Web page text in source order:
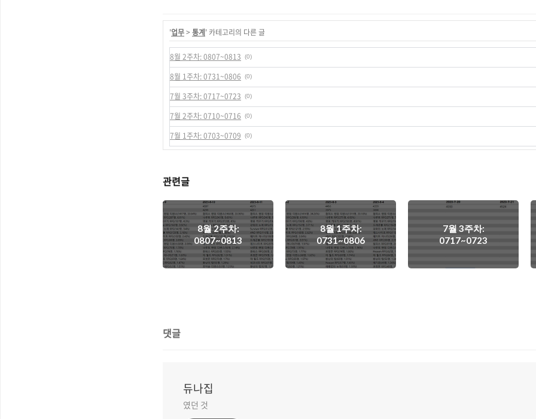
'업무> 통계' 카테고리의 다른 글
8월 2주차: 0807~0813 (0)
8월 1주차: 0731~0806 (0)
7월 3주차: 0717~0723 (0)
7월 2주차: 0710~0716 (0)
7월 1주차: 0703~0709 (0)
관련글
8월 2주차:
0807~0813
8월 1주차:
0731~0806
7월 3주차:
0717~0723
댓글
듀나집
였던 것